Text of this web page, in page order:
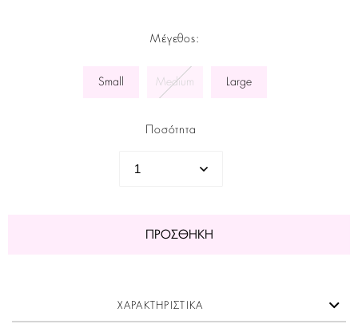
Μέγεθος:
Small Medium Large
Ποσότητα
ΠΡΟΣΘΉΚΗ
ΧΑΡΑΚΤΗΡΙΣΤΙΚΑ